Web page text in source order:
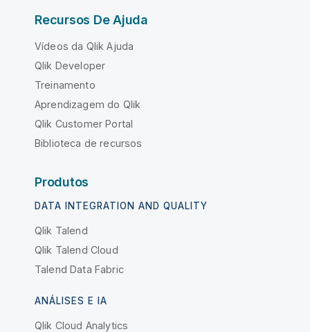
Recursos De Ajuda
Vídeos da Qlik Ajuda
Qlik Developer
Treinamento
Aprendizagem do Qlik
Qlik Customer Portal
Biblioteca de recursos
Produtos
DATA INTEGRATION AND QUALITY
Qlik Talend
Qlik Talend Cloud
Talend Data Fabric
ANÁLISES E IA
Qlik Cloud Analytics